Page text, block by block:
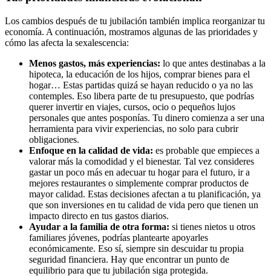
Los cambios después de tu jubilación también implica reorganizar tu
economía. A continuación, mostramos algunas de las prioridades y
cómo las afecta la sexalescencia:
Menos gastos, más experiencias: lo que antes destinabas a la
hipoteca, la educación de los hijos, comprar bienes para el
hogar… Estas partidas quizá se hayan reducido o ya no las
contemples. Eso libera parte de tu presupuesto, que podrías
querer invertir en viajes, cursos, ocio o pequeños lujos
personales que antes posponías. Tu dinero comienza a ser una
herramienta para vivir experiencias, no solo para cubrir
obligaciones.
Enfoque en la calidad de vida: es probable que empieces a
valorar más la comodidad y el bienestar. Tal vez consideres
gastar un poco más en adecuar tu hogar para el futuro, ir a
mejores restaurantes o simplemente comprar productos de
mayor calidad. Estas decisiones afectan a tu planificación, ya
que son inversiones en tu calidad de vida pero que tienen un
impacto directo en tus gastos diarios.
Ayudar a la familia de otra forma: si tienes nietos u otros
familiares jóvenes, podrías plantearte apoyarles
económicamente. Eso sí, siempre sin descuidar tu propia
seguridad financiera. Hay que encontrar un punto de
equilibrio para que tu jubilación siga protegida.